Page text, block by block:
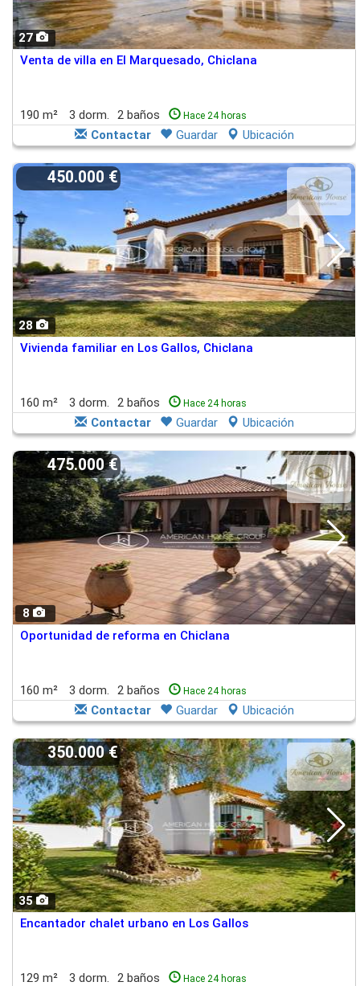
27
Venta de villa en El Marquesado, Chiclana
190 m² 3 dorm. 2 baños Hace 24 horas
Contactar Guardar Ubicación
28
450.000 €
Vivienda familiar en Los Gallos, Chiclana
160 m² 3 dorm. 2 baños Hace 24 horas
Contactar Guardar Ubicación
8
475.000 €
Oportunidad de reforma en Chiclana
160 m² 3 dorm. 2 baños Hace 24 horas
Contactar Guardar Ubicación
35
350.000 €
Encantador chalet urbano en Los Gallos
129 m² 3 dorm. 2 baños Hace 24 horas